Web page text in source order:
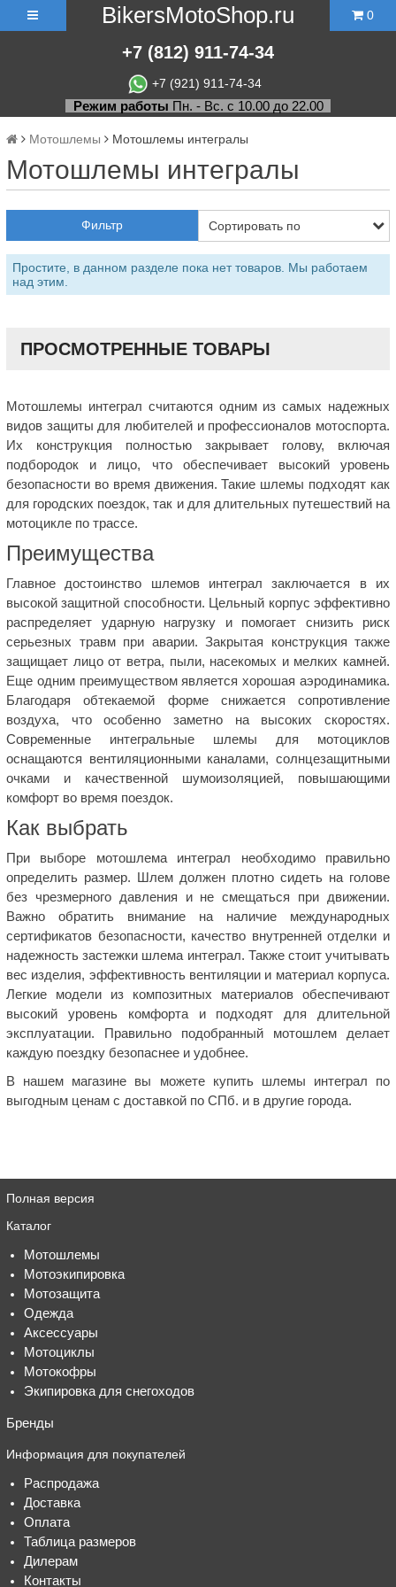
BikersMotoShop.ru
+7 (812) 911-74-34
+7 (921) 911-74-34
0
Режим работы Пн. - Вс. с 10.00 до 22.00
Мотошлемы Мотошлемы интегралы
Мотошлемы интегралы
Фильтр
Простите, в данном разделе пока нет товаров. Мы работаем
над этим.
ПРОСМОТРЕННЫЕ ТОВАРЫ
Мотошлемы интеграл считаются одним из самых надежных
видов защиты для любителей и профессионалов мотоспорта.
Их конструкция полностью закрывает голову, включая
подбородок и лицо, что обеспечивает высокий уровень
безопасности во время движения. Такие шлемы подходят как
для городских поездок, так и для длительных путешествий на
мотоцикле по трассе.
Преимущества
Главное достоинство шлемов интеграл заключается в их
высокой защитной способности. Цельный корпус эффективно
распределяет ударную нагрузку и помогает снизить риск
серьезных травм при аварии. Закрытая конструкция также
защищает лицо от ветра, пыли, насекомых и мелких камней.
Еще одним преимуществом является хорошая аэродинамика.
Благодаря обтекаемой форме снижается сопротивление
воздуха, что особенно заметно на высоких скоростях.
Современные интегральные шлемы для мотоциклов
оснащаются вентиляционными каналами, солнцезащитными
очками и качественной шумоизоляцией, повышающими
комфорт во время поездок.
Как выбрать
При выборе мотошлема интеграл необходимо правильно
определить размер. Шлем должен плотно сидеть на голове
без чрезмерного давления и не смещаться при движении.
Важно обратить внимание на наличие международных
сертификатов безопасности, качество внутренней отделки и
надежность застежки шлема интеграл. Также стоит учитывать
вес изделия, эффективность вентиляции и материал корпуса.
Легкие модели из композитных материалов обеспечивают
высокий уровень комфорта и подходят для длительной
эксплуатации. Правильно подобранный мотошлем делает
каждую поездку безопаснее и удобнее.
В нашем магазине вы можете купить шлемы интеграл по
выгодным ценам с доставкой по СПб. и в другие города.
Полная версия
Каталог
Мотошлемы
Мотоэкипировка
Мотозащита
Одежда
Аксессуары
Мотоциклы
Мотокофры
Экипировка для снегоходов
Бренды
Информация для покупателей
Распродажа
Доставка
Оплата
Таблица размеров
Дилерам
Контакты